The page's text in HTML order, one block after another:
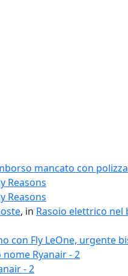
mancato con
Reasons
Reasons
, in Rasoio elettrico nel
con Fly LeOne, urgente
Ryanair - 2
- 2